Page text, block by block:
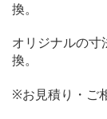
換。
オリジナルの寸
換。
※お見積り・ご